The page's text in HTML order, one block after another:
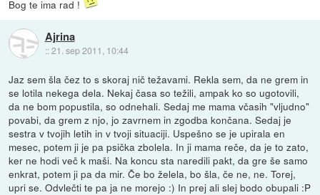
Bog te ima rad !
Ajrina
::21. sep 2011, 10:44
Jaz sem šla čez to s skoraj nič težavami. Rekla sem, da ne grem in
se lotila nekega dela. Nekaj časa so težili, ampak ko so ugotovili,
da ne bom popustila, so odnehali. Sedaj me mama včasih "vljudno"
povabi, da grem z njo, jo zavrnem in zgodba končana. Sedaj je
sestra v tvojih letih in v tvoji situaciji. Uspešno se je upirala en
mesec, potem ji je pa psička zbolela. In ji mama reče, da je to zato,
ker ne hodi več k maši. Na koncu sta naredili pakt, da gre še samo
enkrat, potem ji pa da mir. Če bo želela, bo šla, če ne, ne. Torej,
upri se. Odvlečti te pa ja ne morejo :) In prej ali slej bodo obupali :P